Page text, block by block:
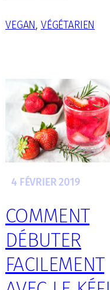
VEGAN, VÉGÉTARIEN
4 FÉVRIER 2019
COMMENT
DÉBUTER
FACILEMENT